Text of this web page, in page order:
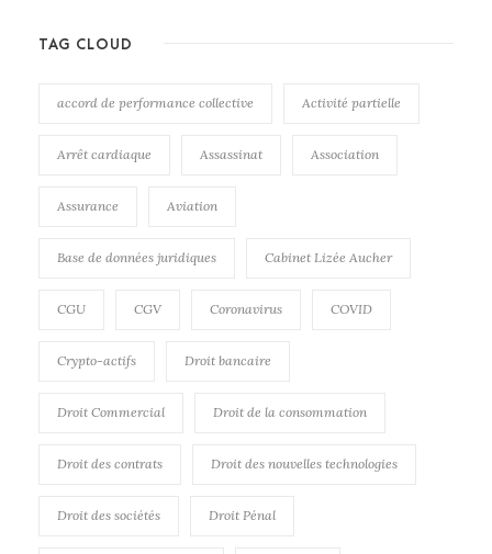
TAG CLOUD
accord de performance collective Activité partielle
Arrêt cardiaque Assassinat Association
Assurance Aviation
Base de données juridiques Cabinet Lizée Aucher
CGU CGV Coronavirus COVID
Crypto-actifs Droit bancaire
Droit Commercial Droit de la consommation
Droit des contrats Droit des nouvelles technologies
Droit des sociétés Droit Pénal